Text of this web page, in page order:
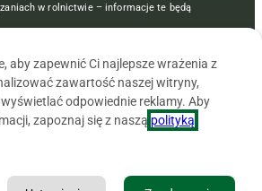
w rolnictwie – informacje te będą
aby zapewnić Ci najlepsze wrażenia z
zawartość naszej witryny,
odpowiednie reklamy. Aby
zapoznaj się z naszą polityką